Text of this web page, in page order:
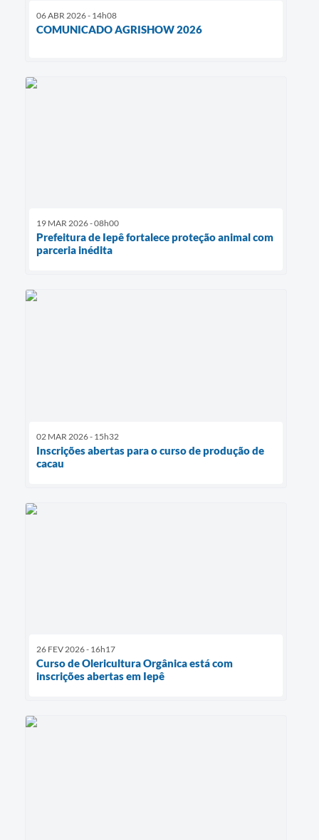
06 ABR 2026 - 14h08
COMUNICADO AGRISHOW 2026
19 MAR 2026 - 08h00
Prefeitura de Iepê fortalece proteção animal com
parceria inédita
02 MAR 2026 - 15h32
Inscrições abertas para o curso de produção de
cacau
26 FEV 2026 - 16h17
Curso de Olericultura Orgânica está com
inscrições abertas em Iepê